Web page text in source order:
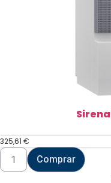
325,61 €
Sirena
interior
DAITEM
Comprar